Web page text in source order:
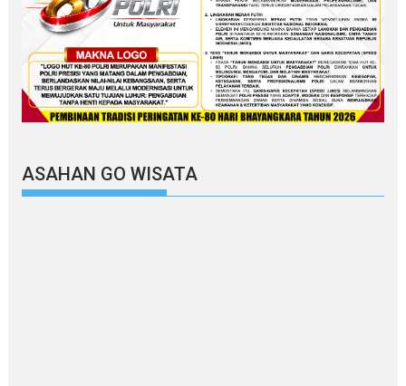
ASAHAN GO WISATA